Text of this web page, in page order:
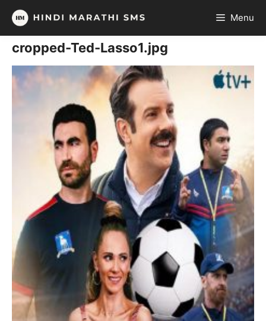
Skip
content
Menu
cropped-Ted-Lasso1.jpg